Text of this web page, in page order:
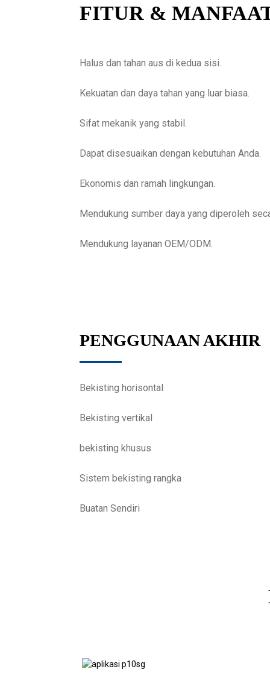
FITUR &
Halus dan tahan aus di kedua sisi.
Kekuatan dan daya tahan yang luar biasa.
Sifat mekanik yang stabil.
Dapat disesuaikan dengan kebutuhan Anda.
Ekonomis dan ramah lingkungan.
Mendukung sumber daya yang diperoleh
Mendukung layanan OEM/ODM.
PENGGUNAAN AKHIR
Bekisting horisontal
Bekisting vertikal
bekisting khusus
Sistem bekisting rangka
Buatan Sendiri